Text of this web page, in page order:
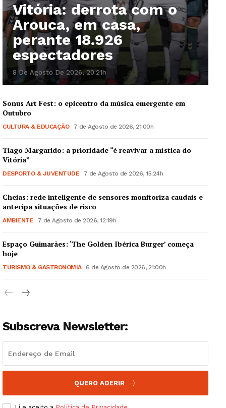
Guimarães, agora!
Institucional
Artigos
Edição Digital
Grande Entrevista
Vitória: derrota com o
Arouca, em casa,
perante 18.926
espectadores
8 De Agosto De 2026, 20:21h
Sonus Art Fest: o epicentro da música emergente em
Outubro
CULTURA & EDUCAÇÃO 7 de Agosto de 2026, 21:00h
Tiago Margarido: a prioridade “é reavivar a mística do
Vitória”
DESPORTO & JUVENTUDE 7 de Agosto de 2026, 15:24h
Cheias: rede inteligente de sensores monitoriza caudais e
antecipa situações de risco
AMBIENTE 7 de Agosto de 2026, 12:19h
Espaço Guimarães: ‘The Golden Ibérica Burger’ começa
hoje
TURISMO & GASTRONOMIA 6 de Agosto de 2026, 21:00h
Subscreva Newsletter:
QUERO ADERIR